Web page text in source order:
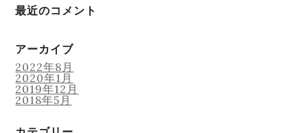
最近のコメント
アーカイブ
2022年8月
2020年1月
2019年12月
2018年5月